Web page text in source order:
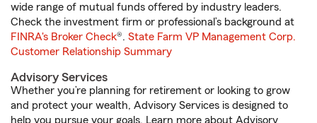
wide range of mutual funds offered by industry leaders.
Check the investment firm or professional’s background at
FINRA's Broker Check®. State Farm VP Management Corp.
Customer Relationship Summary
Advisory Services
Whether you’re planning for retirement or looking to grow
and protect your wealth, Advisory Services is designed to
help you pursue your goals. Learn more about Advisory